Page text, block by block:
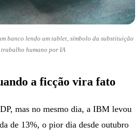
banco lendo um tablet, símbolo da substituição
trabalho humano por IA
a ficção vira fato
mas no mesmo dia, a IBM levou
de 13%, o pior dia desde outubro